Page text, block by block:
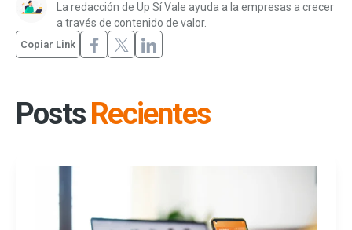
La redacción de Up Sí Vale ayuda a la empresas a crecer
a través de contenido de valor.
Copiar Link
PostsRecientes